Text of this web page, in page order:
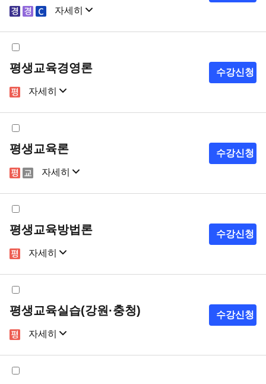
자세히
샘플강의 강의계획서
평생교육경영론
자세히
샘플강의 강의계획서
수강신청
평생교육론
자세히
샘플강의 강의계획서
수강신청
평생교육방법론
자세히
샘플강의 강의계획서
수강신청
평생교육실습(강원·충청)
자세히
샘플강의 강의계획서
수강신청